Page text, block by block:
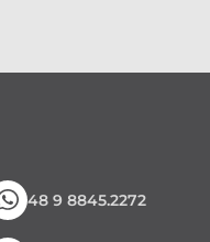
48 9 8845.2272